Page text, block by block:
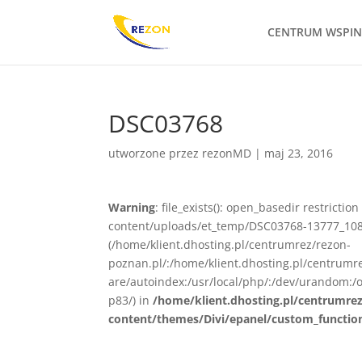
CENTRUM
DSC03768
utworzone przez rezonMD | maj 23, 2016
Warning: file_exists(): open_basedir
content/uploads/et_temp/DSC03768-
(/home/klient.dhosting.pl/centrumrez/rezon-
poznan.pl/:/home/klient.dhosting.pl/
are/autoindex:/usr/local/php/:/dev/
p83/) in/home/klient.dhosting.pl/
content/themes/Divi/epanel/